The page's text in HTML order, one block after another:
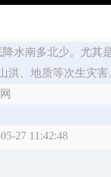
降水南多北少。尤其
洪、地质等次生灾害
27 11:42:48